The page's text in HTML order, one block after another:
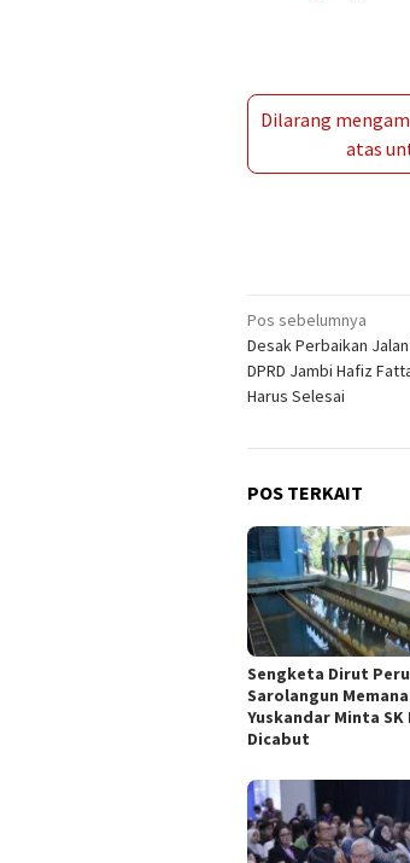
Dilarang
atas
Navigasi
pos
Pos sebelumnya
Desak Perbaikan
DPRD Jambi Hafiz
Harus Selesai
POS TERKAIT
Sengketa Dirut
Sarolangun
Yuskandar Minta SK
Dicabut